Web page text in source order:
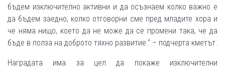
бъдем изключително активни и да осъзнаем колко важно е
да бъдем заедно, колко отговорни сме пред младите хора и
че няма нищо, което да не може да се промени така, че да
бъде в полза на доброто тяхно развитие.“ – подчерта кметът.
Наградата има за цел да покаже изключителни